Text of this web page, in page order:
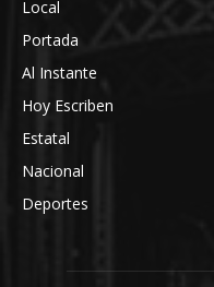
Local
Portada
Al Instante
Hoy Escriben
Estatal
Nacional
Deportes